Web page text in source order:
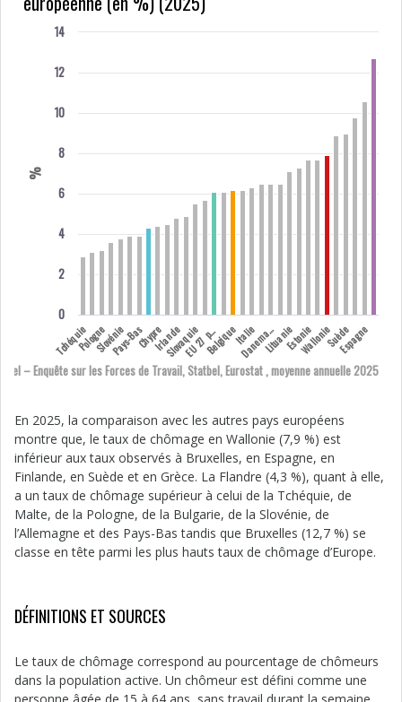
%
0
2
4
6
8
10
12
14
– Enquête sur les Forces de Travail, Statbel, Eurostat , moyenne annuelle 2025
TchéquiePologneSlovéniePays-BasChypreIrlande
Slovaquie E
U
2
7
p
a
y
s
BelgiqueItalie D
a
n
e
m
a
r
k
LituanieEstonieWallonieSuèdeEspagne
En 2025, la comparaison avec les autres pays européens
montre que, le taux de chômage en Wallonie (7,9 %) est
inférieur aux taux observés à Bruxelles, en Espagne, en
Finlande, en Suède et en Grèce. La Flandre (4,3 %), quant à elle,
a un taux de chômage supérieur à celui de la Tchéquie, de
Malte, de la Pologne, de la Bulgarie, de la Slovénie, de
l’Allemagne et des Pays-Bas tandis que Bruxelles (12,7 %) se
classe en tête parmi les plus hauts taux de chômage d’Europe.
DÉFINITIONS ET SOURCES
Le taux de chômage correspond au pourcentage de chômeurs
dans la population active. Un chômeur est défini comme une